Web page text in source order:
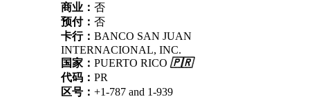
商业： 否
预付： 否
卡行： BANCO SAN JUAN
INTERNACIONAL, INC.
国家： PUERTO RICO 🇵🇷
代码： PR
区号： +1-787 and 1-939